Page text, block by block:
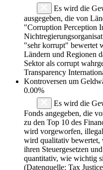
Es wird die
ausgegeben, die von
"Corruption Perception
"sehr korrupt" bewertet
Ländern und Regionen
Sektor als corrupt
Transparency
Kontroversen um
0.00%
Es wird die
Fonds angegeben, die
zu den Top 10 des
wird vorgeworfen,
wird qualitativ bewertet,
ihren Steuergesetzen
quantitativ, wie wichtig
(Datenquelle: Tax